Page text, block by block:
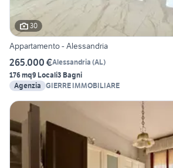
30
Appartamento - Alessandria
265.000 €Alessandria (AL)
176 mq9 Locali3 Bagni
Agenzia GIERRE IMMOBILIARE